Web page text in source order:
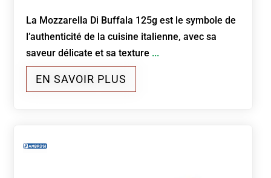
La Mozzarella Di Buffala 125g est le symbole de
l’authenticité de la cuisine italienne, avec sa
saveur délicate et sa texture ...
EN SAVOIR PLUS